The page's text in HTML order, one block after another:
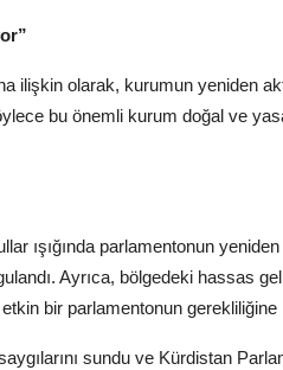
ilişkin olarak, kurumun yeniden
bu önemli kurum doğal ve
ışığında parlamentonun
Ayrıca, bölgedeki hassas
bir parlamentonun gerekliliğine
sundu ve Kürdistan